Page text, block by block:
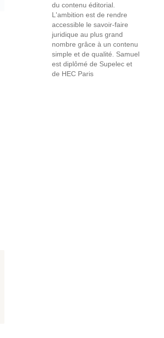
du contenu éditorial.
L'ambition est de rendre
accessible le savoir-faire
juridique au plus grand
nombre grâce à un contenu
simple et de qualité. Samuel
est diplômé de Supelec et
de HEC Paris